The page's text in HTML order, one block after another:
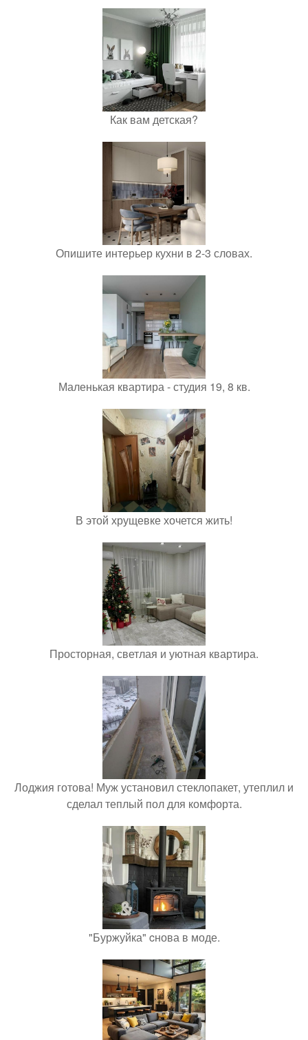
Как вам детская?
Опишите интерьер кухни в 2-3 словах.
Маленькая квартира - студия 19, 8 кв.
В этой хрущевке хочется жить!
Просторная, светлая и уютная квартира.
Лоджия готова! Муж установил стеклопакет, утеплил и
сделал теплый пол для комфорта.
"Буржуйка" cнова в моде.